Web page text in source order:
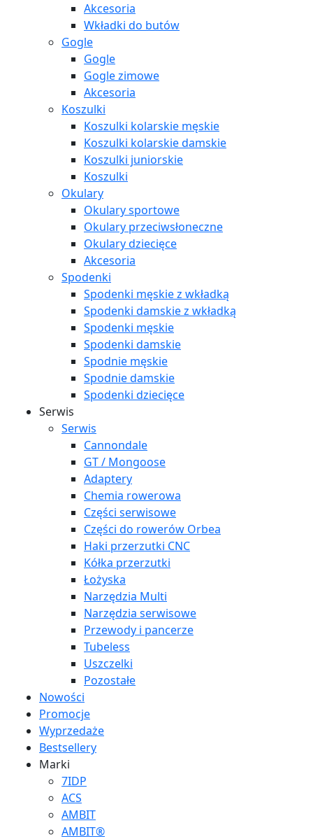
Akcesoria
Wkładki do butów
Gogle
Gogle
Gogle zimowe
Akcesoria
Koszulki
Koszulki kolarskie męskie
Koszulki kolarskie damskie
Koszulki juniorskie
Koszulki
Okulary
Okulary sportowe
Okulary przeciwsłoneczne
Okulary dziecięce
Akcesoria
Spodenki
Spodenki męskie z wkładką
Spodenki damskie z wkładką
Spodenki męskie
Spodenki damskie
Spodnie męskie
Spodnie damskie
Spodenki dziecięce
Serwis
Serwis
Cannondale
GT / Mongoose
Adaptery
Chemia rowerowa
Części serwisowe
Części do rowerów Orbea
Haki przerzutki CNC
Kółka przerzutki
Łożyska
Narzędzia Multi
Narzędzia serwisowe
Przewody i pancerze
Tubeless
Uszczelki
Pozostałe
Nowości
Promocje
Wyprzedaże
Bestsellery
Marki
7IDP
ACS
AMBIT
AMBIT®